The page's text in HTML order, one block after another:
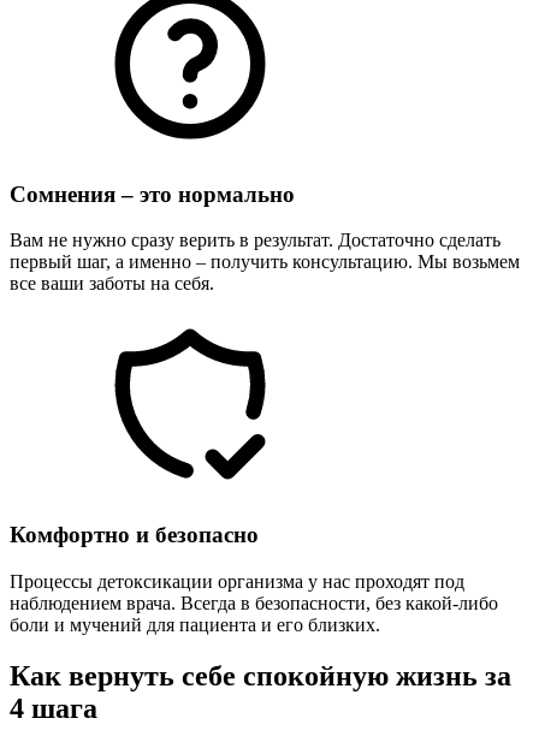
Сомнения – это нормально
Вам не нужно сразу верить в результат. Достаточно сделать
первый шаг, а именно – получить консультацию. Мы возьмем
все ваши заботы на себя.
Комфортно и безопасно
Процессы детоксикации организма у нас проходят под
наблюдением врача. Всегда в безопасности, без какой-либо
боли и мучений для пациента и его близких.
Как вернуть себе спокойную жизнь за
4 шага